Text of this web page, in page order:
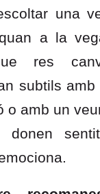
una
a la
res
subtils
o amb un
donen